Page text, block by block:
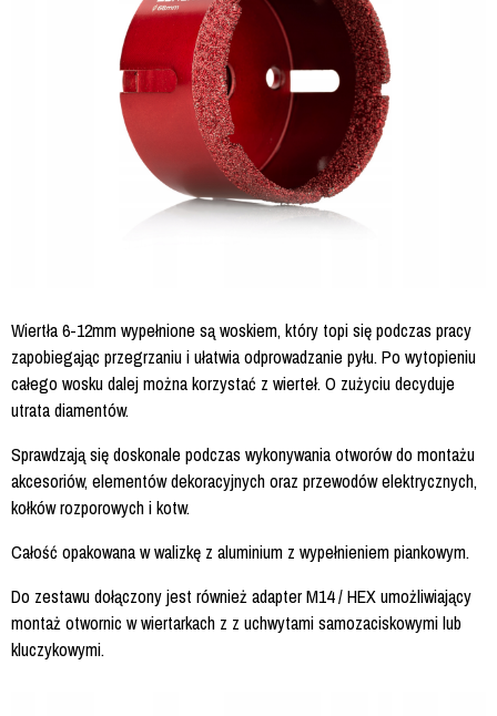
Wiertła 6-12mm wypełnione są woskiem, który topi się podczas pracy
zapobiegając przegrzaniu i ułatwia odprowadzanie pyłu. Po wytopieniu
całego wosku dalej można korzystać z wierteł. O zużyciu decyduje
utrata diamentów.
Sprawdzają się doskonale podczas wykonywania otworów do montażu
akcesoriów, elementów dekoracyjnych oraz przewodów elektrycznych,
kołków rozporowych i kotw.
Całość opakowana w walizkę z aluminium z wypełnieniem piankowym.
Do zestawu dołączony jest również adapter M14 / HEX umożliwiający
montaż otwornic w wiertarkach z z uchwytami samozaciskowymi lub
kluczykowymi.